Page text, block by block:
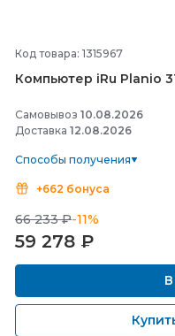
Код товара: 1315967
Компьютер iRu Planio
Самовывоз 10.08.2026
Доставка 12.08.2026
Способы получения
+662 бонуса
66 233 ₽-11%
59 278 ₽